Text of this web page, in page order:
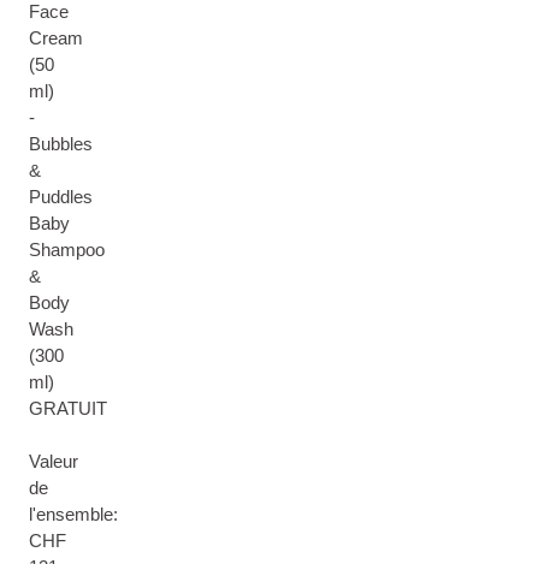
Face
Cream
(50
ml)
-
Bubbles
&
Puddles
Baby
Shampoo
&
Body
Wash
(300
ml)
GRATUIT
Valeur
de
l'ensemble:
CHF